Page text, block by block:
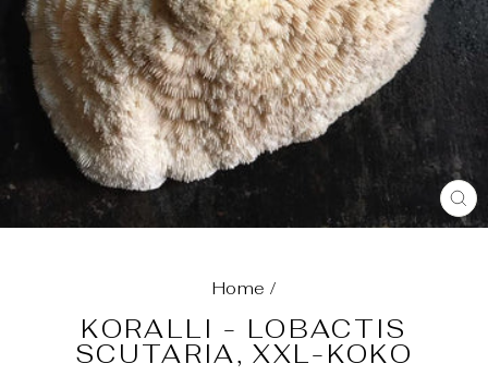
Home /
KORALLI - LOBACTIS
SCUTARIA, XXL-KOKO